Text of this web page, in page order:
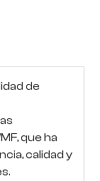
de
que ha
calidad y